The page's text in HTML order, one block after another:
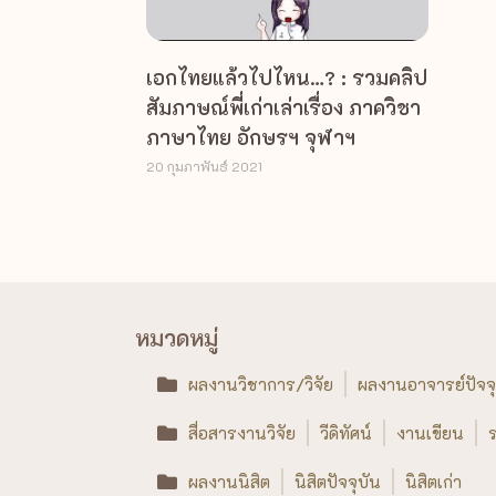
เอกไทยแล้วไปไหน…? : รวมคลิป
สัมภาษณ์พี่เก่าเล่าเรื่อง ภาควิชา
ภาษาไทย อักษรฯ จุฬาฯ
20 กุมภาพันธ์ 2021
หมวดหมู่
ผลงานวิชาการ/วิจัย ผลงานอาจารย์ปัจ
สื่อสารงานวิจัย วีดิทัศน์ งานเขียน
ผลงานนิสิต นิสิตปัจจุบัน นิสิตเก่า